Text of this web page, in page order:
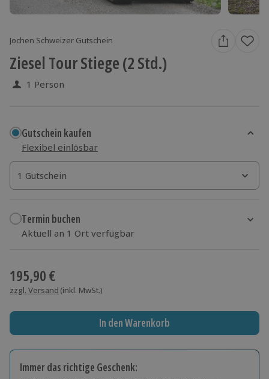
Jochen Schweizer Gutschein
Ziesel Tour Stiege (2 Std.)
1 Person
Gutschein kaufen
Flexibel einlösbar
1 Gutschein
1 Gutschein
1 Gutschein
Termin buchen
Aktuell an 1 Ort verfügbar
195,90 €
zzgl. Versand (inkl. MwSt.)
In den Warenkorb
Immer das richtige Geschenk: